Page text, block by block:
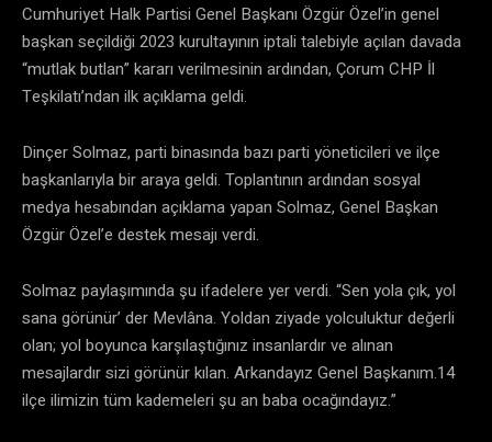
Cumhuriyet Halk Partisi Genel Başkanı Özgür Özel’in genel
başkan seçildiği 2023 kurultayının iptali talebiyle açılan davada
“mutlak butlan” kararı verilmesinin ardından, Çorum CHP İl
Teşkilatı’ndan ilk açıklama geldi.
Dinçer Solmaz, parti binasında bazı parti yöneticileri ve ilçe
başkanlarıyla bir araya geldi. Toplantının ardından sosyal
medya hesabından açıklama yapan Solmaz, Genel Başkan
Özgür Özel’e destek mesajı verdi.
Solmaz paylaşımında şu ifadelere yer verdi. “Sen yola çık, yol
sana görünür’ der Mevlâna. Yoldan ziyade yolculuktur değerli
olan; yol boyunca karşılaştığınız insanlardır ve alınan
mesajlardır sizi görünür kılan. Arkandayız Genel Başkanım.14
ilçe ilimizin tüm kademeleri şu an baba ocağındayız.”